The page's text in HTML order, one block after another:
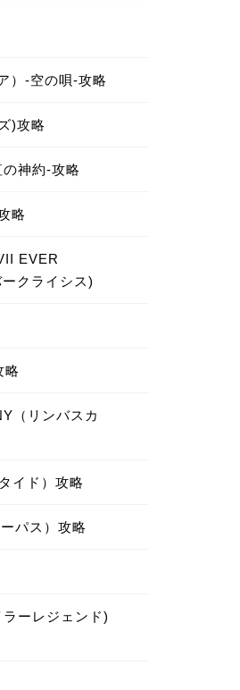
）-空の唄-攻略
)攻略
神約-攻略
略
EVER
クライシス)
略
（リンバスカ
イド）攻略
パス）攻略
ーレジェンド)